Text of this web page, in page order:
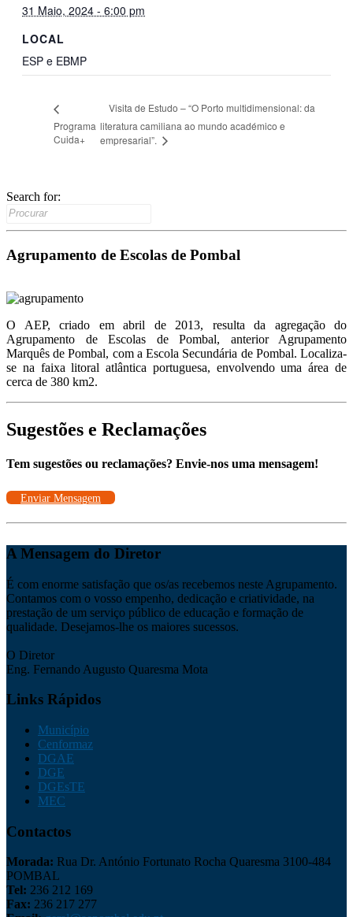
31 Maio, 2024 - 6:00 pm
LOCAL
ESP e EBMP
Programa
Cuida+
Visita de Estudo – “O Porto multidimensional: da
literatura camiliana ao mundo académico e
empresarial”.
Search for:
Agrupamento de Escolas de Pombal
O AEP, criado em abril de 2013, resulta da agregação do
Agrupamento de Escolas de Pombal, anterior Agrupamento
Marquês de Pombal, com a Escola Secundária de Pombal. Localiza-
se na faixa litoral atlântica portuguesa, envolvendo uma área de
cerca de 380 km2.
Sugestões e Reclamações
Tem sugestões ou reclamações? Envie-nos uma mensagem!
Enviar Mensagem
A Mensagem do Diretor
É com enorme satisfação que os/as recebemos neste Agrupamento.
Contamos com o vosso empenho, dedicação e criatividade, na
prestação de um serviço público de educação e formação de
qualidade. Desejamos-lhe os maiores sucessos.
O Diretor
Eng. Fernando Augusto Quaresma Mota
Links Rápidos
Município
Cenformaz
DGAE
DGE
DGEsTE
MEC
Contactos
Morada: Rua Dr. António Fortunato Rocha Quaresma 3100-484
POMBAL
Tel: 236 212 169
Fax: 236 217 277